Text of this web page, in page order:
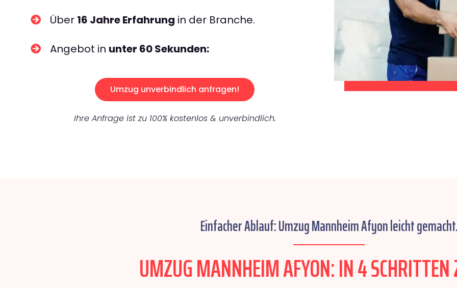
Über 16 Jahre Erfahrung in der Branche.
Angebot in unter 60 Sekunden:
Umzug unverbindlich anfragen!
Ihre Anfrage ist zu 100% kostenlos & unverbindlich.
Einfacher Ablauf: Umzug Mannheim Afyon leicht
UMZUG MANNHEIM AFYON: IN 4